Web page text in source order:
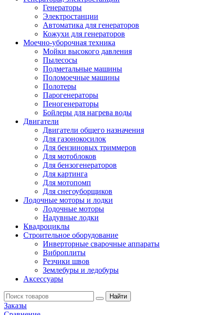
Генераторы
Электростанции
Автоматика для генераторов
Кожухи для генераторов
Моечно-уборочная техника
Мойки высокого давления
Пылесосы
Подметальные машины
Поломоечные машины
Полотеры
Парогенераторы
Пеногенераторы
Бойлеры для нагрева воды
Двигатели
Двигатели общего назначения
Для газонокосилок
Для бензиновых триммеров
Для мотоблоков
Для бензогенераторов
Для картинга
Для мотопомп
Для снегоуборщиков
Лодочные моторы и лодки
Лодочные моторы
Надувные лодки
Квадроциклы
Строительное оборудование
Инверторные сварочные аппараты
Виброплиты
Резчики швов
Землебуры и ледобуры
Аксессуары
Заказы